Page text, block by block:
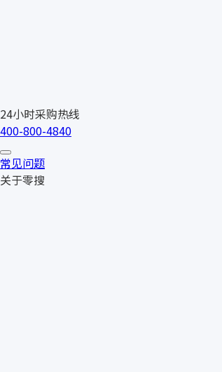
24小时采购热线
400-800-4840
常见问题
关于零搜